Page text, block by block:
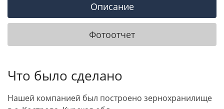
Описание
Фотоотчет
Что было сделано
Нашей компанией был построено зернохранилище